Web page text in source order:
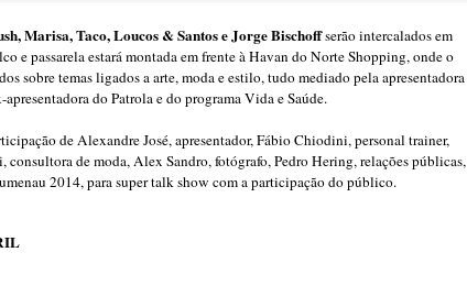
Marisa, Taco, Loucos & Santos e Jorge Bischoffserão intercalados em
e passarela estará montada em frente à Havan do Norte Shopping, onde o
sobre temas ligados a arte, moda e estilo, tudo mediado pela apresentadora
do Patrola e do programa Vida e Saúde.
de Alexandre José, apresentador, Fábio Chiodini, personal trainer,
de moda, Alex Sandro, fotógrafo, Pedro Hering, relações públicas,
2014, para super talk show com a participação do público.